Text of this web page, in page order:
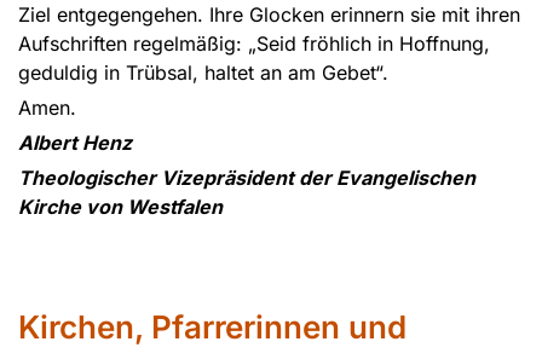
Ziel entgegengehen. Ihre Glocken erinnern sie mit ihren
Aufschriften regelmäßig: „Seid fröhlich in Hoffnung,
geduldig in Trübsal, haltet an am Gebet“.
Amen.
Albert Henz
Theologischer Vizepräsident der Evangelischen
Kirche von Westfalen
Kirchen, Pfarrerinnen und